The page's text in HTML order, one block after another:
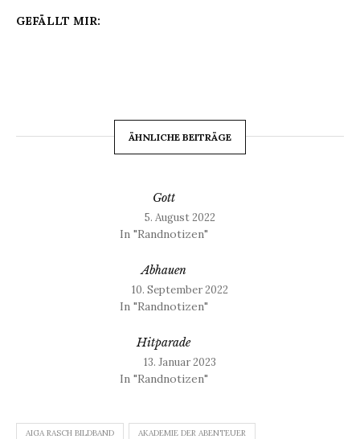
GEFÄLLT MIR:
ÄHNLICHE BEITRÄGE
Gott
5. August 2022
In "Randnotizen"
Abhauen
10. September 2022
In "Randnotizen"
Hitparade
13. Januar 2023
In "Randnotizen"
AIGA RASCH BILDBAND AKADEMIE DER ABENTEUER